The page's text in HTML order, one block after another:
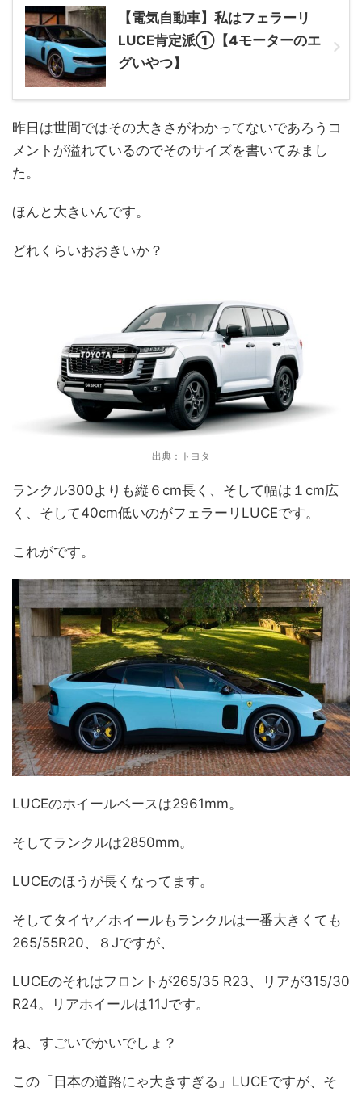
【電気自動車】私はフェラーリ
LUCE肯定派①【4モーターのエ
グいやつ】
昨日は世間ではその大きさがわかってないであろうコ
メントが溢れているのでそのサイズを書いてみまし
た。
ほんと大きいんです。
どれくらいおおきいか？
出典：トヨタ
ランクル300よりも縦６cm長く、そして幅は１cm広
く、そして40cm低いのがフェラーリLUCEです。
これがです。
LUCEのホイールベースは2961mm。
そしてランクルは2850mm。
LUCEのほうが長くなってます。
そしてタイヤ／ホイールもランクルは一番大きくても
265/55R20、８Jですが、
LUCEのそれはフロントが265/35 R23、リアが315/30
R24。リアホイールは11Jです。
ね、すごいでかいでしょ？
この「日本の道路にゃ大きすぎる」LUCEですが、そ